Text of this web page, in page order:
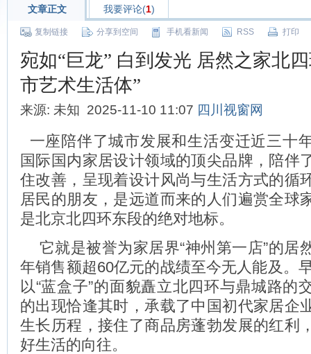
文章正文 我要评论(1)
复制链接 分享到空间 手机看新闻 RSS 打印
宛如“巨龙” 白到发光 居然之家北
市艺术生活体”
来源: 未知 2025-11-10 11:07 四川视窗网
一座陪伴了城市发展和生活变迁近三十
国际国内家居设计领域的顶尖品牌，陪伴
住改善，呈现着设计风尚与生活方式的循
居民的朋友，是远道而来的人们遍赏全球
是北京北四环东段的绝对地标。
它就是被誉为家居界“神州第一店”的居
年销售额超60亿元的战绩至今无人能及。
以“蓝盒子”的面貌矗立北四环与鼎城路的
的出现恰逢其时，承载了中国初代家居企
生长历程，接住了商品房蓬勃发展的红利
好生活的向往。